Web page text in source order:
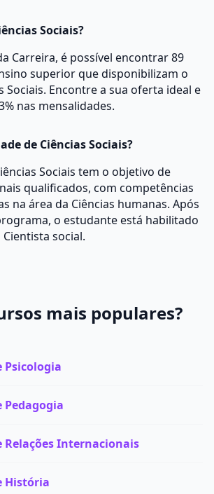
Sociais?
Carreira, é possível encontrar 89
superior que disponibilizam o
Sociais. Encontre a sua oferta ideal e
nas mensalidades.
de Ciências Sociais?
Sociais tem o objetivo de
qualificados, com competências
na área da Ciências humanas. Após
o estudante está habilitado
social.
mais populares?
Psicologia
Pedagogia
Relações Internacionais
História